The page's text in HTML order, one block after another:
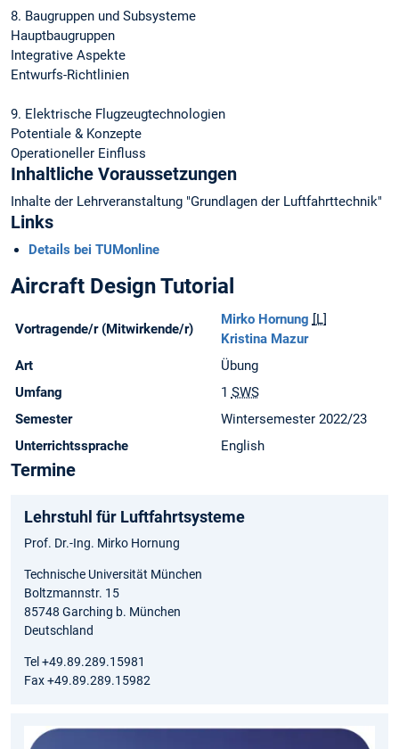
8. Baugruppen und Subsysteme
Hauptbaugruppen
Integrative Aspekte
Entwurfs-Richtlinien
9. Elektrische Flugzeugtechnologien
Potentiale & Konzepte
Operationeller Einfluss
Inhaltliche Voraussetzungen
Inhalte der Lehrveranstaltung "Grundlagen der Luftfahrttechnik"
Links
Details bei TUMonline
Aircraft Design Tutorial
Vortragende/r (Mitwirkende/r)
Mirko Hornung
[L]
Kristina Mazur
Art
Übung
Umfang
1 SWS
Semester
Wintersemester 2022/23
Unterrichtssprache
English
Termine
Lehrstuhl für Luftfahrtsysteme
Prof. Dr.-Ing. Mirko Hornung
Technische Universität München
Boltzmannstr. 15
85748 Garching b. München
Deutschland
Tel +49.89.289.15981
Fax +49.89.289.15982